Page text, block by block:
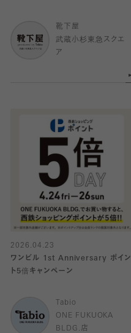
靴下屋
武蔵小杉東急スクエ
ア
2026.04.23
ワンビル 1st Anniversary ポイン
ト5倍キャンペーン
Tabio
ONE FUKUOKA
BLDG.店